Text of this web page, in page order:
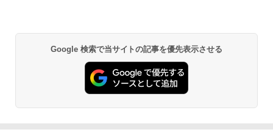
Google 検索で当サイトの記事を優先表示させる